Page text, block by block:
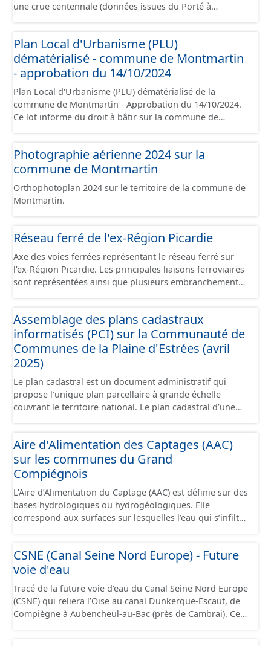
une crue centennale (données issues du Porté à
Plan Local d'Urbanisme (PLU)
dématérialisé - commune de Montmartin
- approbation du 14/10/2024
Plan Local d'Urbanisme (PLU) dématérialisé de la
commune de Montmartin - Approbation du 14/10/2024.
Ce lot informe du droit à bâtir sur la commune de
contient les pièces administratives, le rapport de
présentation, le PADD, le règlement, les annexes, les
géographiques. Malgré l'attention portée à la création
de ces données, il est rappelé que seuls les documents
juridique.
Photographie aérienne 2024 sur la
commune de Montmartin
Orthophotoplan 2024 sur le territoire de la commune de
Montmartin.
Réseau ferré de l'ex-Région Picardie
Axe des voies ferrées représentant le réseau ferré sur
l'ex-Région Picardie. Les principales liaisons ferroviaires
sont représentées ainsi que plusieurs embranchements
sont désaffectées mais sont toujours physiquement
présentes sur le terrain.
Assemblage des plans cadastraux
informatisés (PCI) sur la Communauté de
Communes de la Plaine d'Estrées (avril
2025)
Le plan cadastral est un document administratif qui
propose l’unique plan parcellaire à grande échelle
couvrant le territoire national. Le plan cadastral d’une
communément appelées « feuilles de plan ». La parcelle
est l’unité cadastrale de base. C’est un terrain d’un seul
tenant situé dans un même lieudit et appartenant à un
même propriétaire. Le plan cadastral au format vecteur
est issu majoritairement de numérisation du plan
cadastral papier ou raster réalisée dans le cadre de
conventions avec les collectivités territoriales. Les plans
(RGF93). Cette ressource propose l'assemblage des
données des feuilles de plan à la commune, elles même
regroupées à l'échelle de la Communauté de Communes
de la Plaine d'Estrées.
Aire d'Alimentation des Captages (AAC)
sur les communes du Grand
Compiégnois
L'Aire d’Alimentation du Captage (AAC) est définie sur des
bases hydrologiques ou hydrogéologiques. Elle
correspond aux surfaces sur lesquelles l’eau qui s’infiltre
correspond : - pour un ouvrage de prélèvement destiné
à l'eau potable en eau superficielle : au sous-bassin
éventuellement complété par la surface concernée par
l'apport d'eau souterraine externe à ce bassin versant
(ex: nappe de socle ou nappe d'accompagnement des
CSNE (Canal Seine Nord Europe) - Future
voie d'eau
Tracé de la future voie d'eau du Canal Seine Nord Europe
(CSNE) qui reliera l’Oise au canal Dunkerque-Escaut, de
Compiègne à Aubencheul-au-Bac (près de Cambrai). Ce